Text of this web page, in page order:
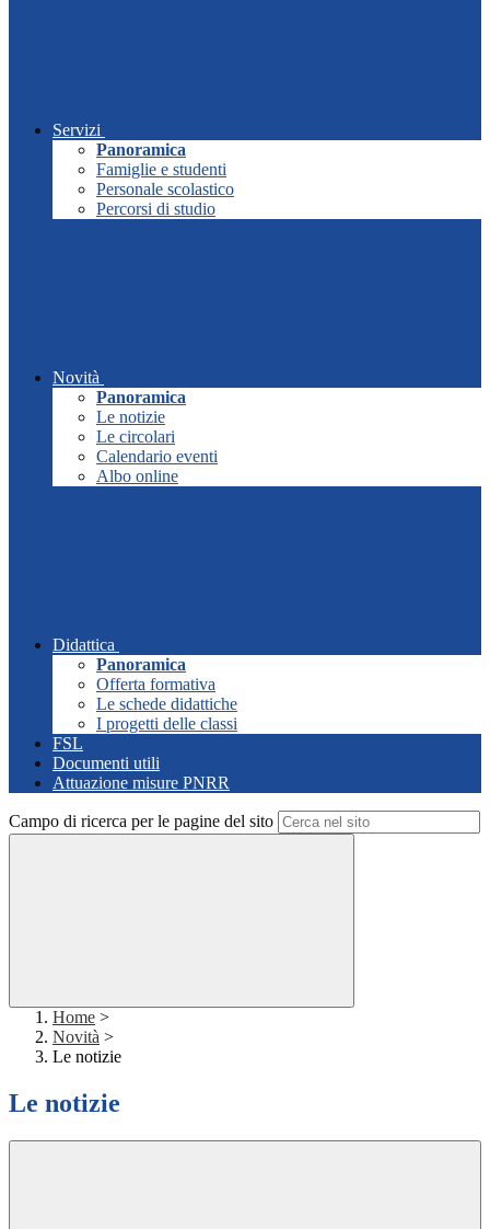
Servizi
Panoramica
Famiglie e studenti
Personale scolastico
Percorsi di studio
Novità
Panoramica
Le notizie
Le circolari
Calendario eventi
Albo online
Didattica
Panoramica
Offerta formativa
Le schede didattiche
I progetti delle classi
FSL
Documenti utili
Attuazione misure PNRR
Campo di ricerca per le pagine del sito
Home >
Novità >
Le notizie
Le notizie